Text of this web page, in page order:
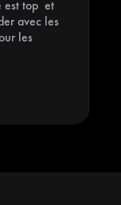
est top et
avec les
les